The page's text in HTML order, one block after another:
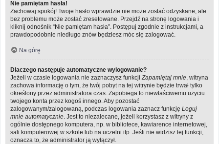
Nie pamiętam hasła!
Zachowaj spokój! Twoje hasło wprawdzie nie może zostać odzyskane, ale
bez problemu może zostać zresetowane. Przejdź na stronę logowania i
kliknij odnośnik “Nie pamiętam hasła”. Postępuj zgodnie z instrukcjami, a
prawdopodobnie niedługo znów będziesz móc się zalogować.
Na górę
Dlaczego następuje automatyczne wylogowanie?
Jeżeli w czasie logowania nie zaznaczysz funkcji Zapamiętaj mnie , witryna
zachowa informację o tym, że twój pobyt na tej witrynie będzie trwał tylko
określony przez administratora czas. Zapobiega to niewłaściwemu użyciu
twojego konta przez kogoś innego. Aby pozostać
zalogowanym/zalogowaną, podczas logowania zaznacz funkcję Loguj
mnie automatycznie . Jest to niezalecane, jeżeli korzystasz z witryny z
ogólnie dostępnego komputera, np. w bibliotece, kawiarence internetowej,
sali komputerowej w szkole lub na uczelni itp. Jeśli nie widzisz tej funkcji,
oznacza to, że administrator ją wyłączył.